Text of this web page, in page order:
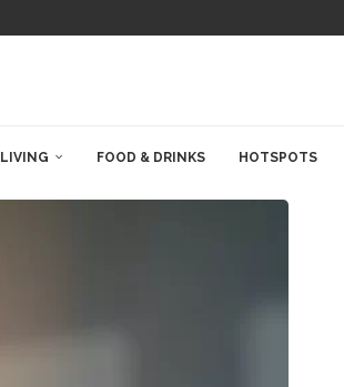
LIVING FOOD & DRINKS HOTSPOTS